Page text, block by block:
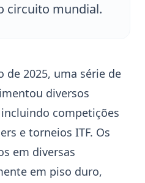
circuito mundial.
de 2025, uma série de
diversos
competições
e torneios ITF. Os
em diversas
em piso duro,